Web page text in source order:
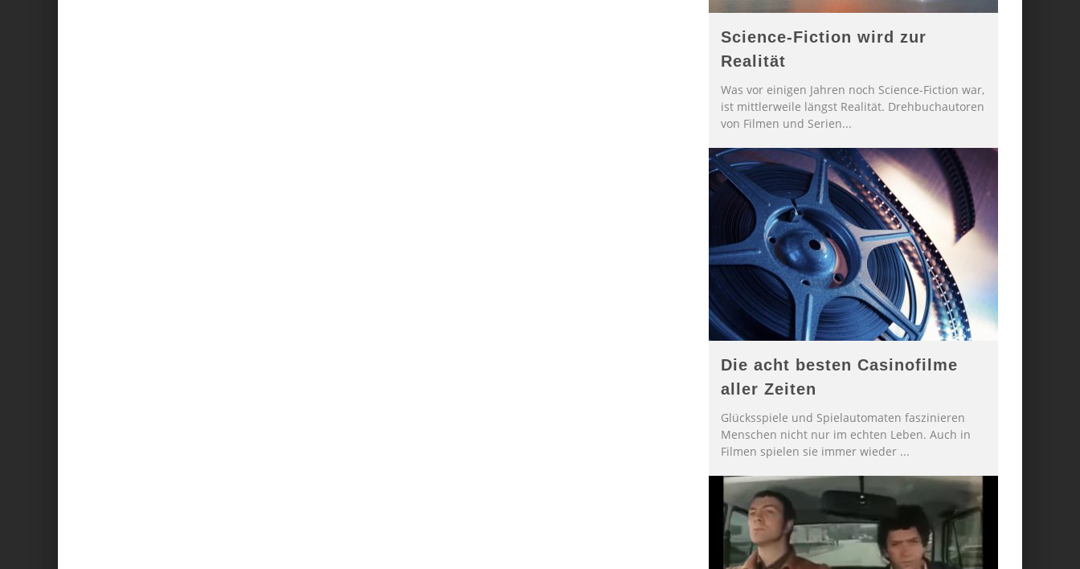
Science-Fiction wird zur
Realität
Was vor einigen Jahren noch Science-Fiction war,
ist mittlerweile längst Realität. Drehbuchautoren
von Filmen und Serien...
Die acht besten Casinofilme
aller Zeiten
Glücksspiele und Spielautomaten faszinieren
Menschen nicht nur im echten Leben. Auch in
Filmen spielen sie immer wieder ...